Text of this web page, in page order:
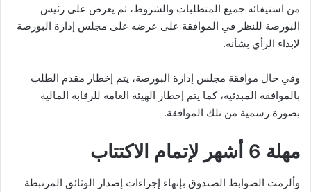
من استيفائه جميع المتطلبات والشروط، ثم يعرض على رئيس
البورصة للنظر في الموافقة على عرضه على مجلس إدارة البورصة
لإبداء الرأي بشأنه.
وفي حال موافقة مجلس إدارة البورصة، يتم إخطار مقدم الطلب
بالموافقة المبدئية، كما يتم إخطار الهيئة العامة للرقابة المالية
بصورة رسمية من تلك الموافقة.
مهلة 6 أشهر لإتمام الاكتتاب
وألزمت الضوابط الصندوق بإنهاء إجراءات إصدار الوثائق المرتبطة